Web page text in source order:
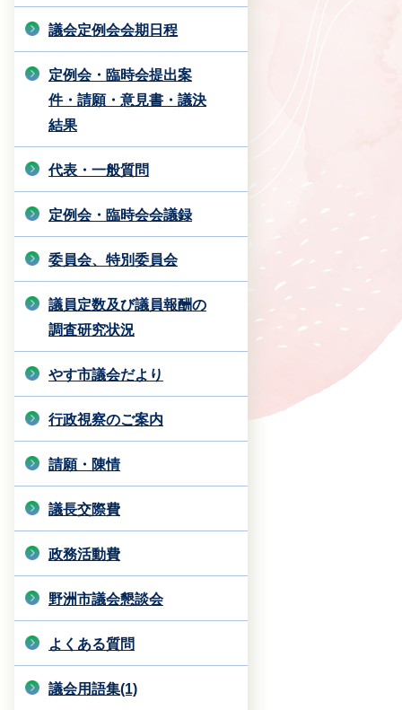
議会定例会会期日程
定例会・臨時会提出案
件・請願・意見書・議決
結果
代表・一般質問
定例会・臨時会会議録
委員会、特別委員会
議員定数及び議員報酬の
調査研究状況
やす市議会だより
行政視察のご案内
請願・陳情
議長交際費
政務活動費
野洲市議会懇談会
よくある質問
議会用語集(1)